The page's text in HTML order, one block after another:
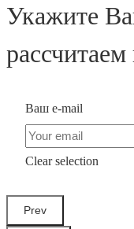
Укажите
Ваш e-mail
Clear selection